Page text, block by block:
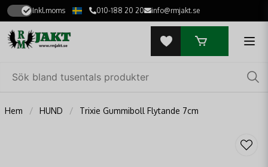
Inkl.moms 010-188 20 20 info@rmjakt.se
Hem HUND Trixie Gummiboll Flytande 7cm